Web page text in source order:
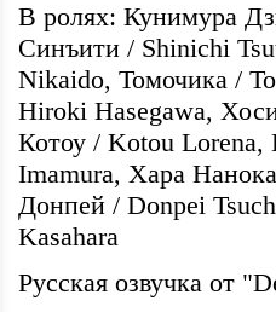
В ролях: Кунимура
Синъити / Shinichi
Nikaido, Томочика /
Hiroki Hasegawa,
Котоу / Kotou
Imamura, Хара
Донпей / Donpei
Kasahara
Русская озвучка от